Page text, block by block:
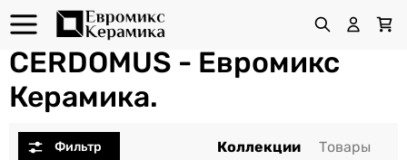
CERDOMUS - Евромикс
Керамика.